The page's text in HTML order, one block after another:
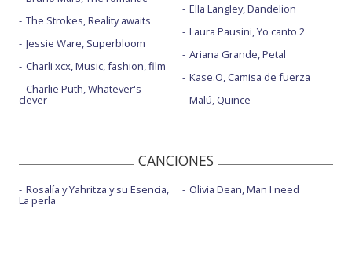
The Strokes, Reality awaits
Jessie Ware, Superbloom
Charli xcx, Music, fashion, film
Charlie Puth, Whatever's
clever
Ella Langley, Dandelion
Laura Pausini, Yo canto 2
Ariana Grande, Petal
Kase.O, Camisa de fuerza
Malú, Quince
CANCIONES
Rosalía y Yahritza y su Esencia,
La perla
Olivia Dean, Man I need